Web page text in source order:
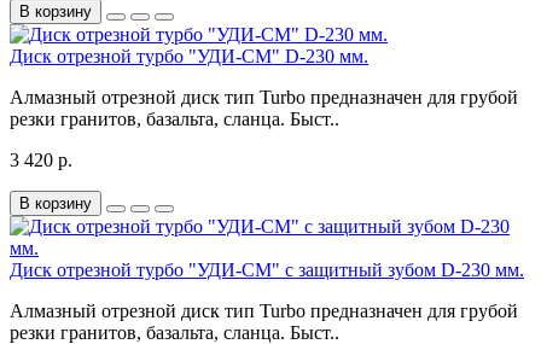
В корзину
Диск отрезной турбо "УДИ-СМ" D-230 мм.
Алмазный отрезной диск тип Turbo предназначен для грубой
резки гранитов, базальта, сланца. Быст..
3 420 р.
В корзину
Диск отрезной турбо "УДИ-СМ" с защитный зубом D-230 мм.
Алмазный отрезной диск тип Turbo предназначен для грубой
резки гранитов, базальта, сланца. Быст..